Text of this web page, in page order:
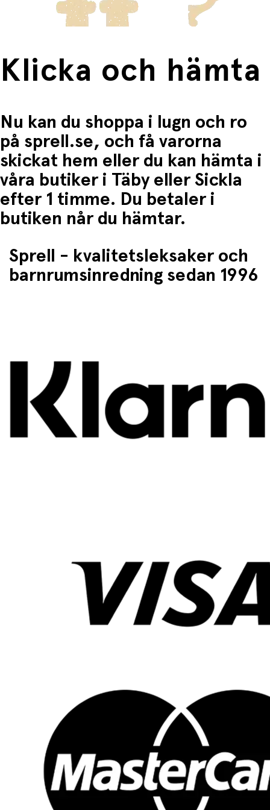
Klicka och hämta
Nu kan du shoppa i lugn och ro
på sprell.se, och få varorna
skickat hem eller du kan hämta i
våra butiker i Täby eller Sickla
efter 1 timme. Du betaler i
butiken når du hämtar.
Sprell - kvalitetsleksaker och
barnrumsinredning sedan 1996